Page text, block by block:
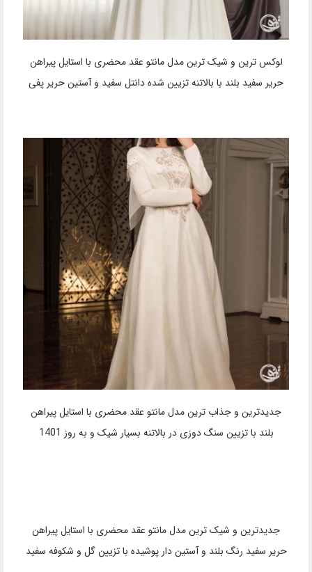
لوکس ترین و شیک ترین مدل مانتو عقد محضری با استایل پیراهن
حریر سفید بلند با بالاتنه تزیین شده دانتل سفید و آستین حریر پفی
جدیدترین و جذاب ترین مدل مانتو عقد محضری با استایل پیراهن
بلند با تزیین سنگ دوزی در بالاتنه بسیار شیک و به روز 1401